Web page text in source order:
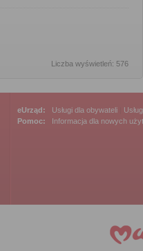
Liczba wyświetleń: 576
eUrząd: Usługi dla obywateli
Pomoc:
Informacja dla nowych